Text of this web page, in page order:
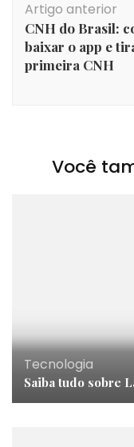
post
Artigo anterior
CNH do Brasil:
baixar o app e
primeira CNH
Você
Tecnologia
Saiba tudo sobre